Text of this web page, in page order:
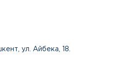
ул. Айбека, 18.